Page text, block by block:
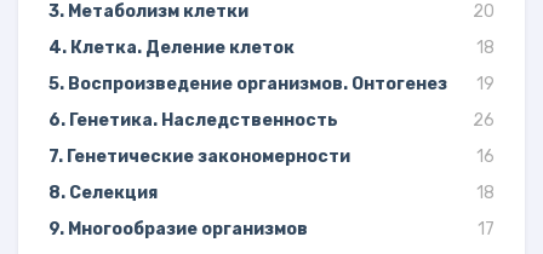
3. Метаболизм клетки
20
4. Клетка. Деление клеток
18
5. Воспроизведение организмов. Онтогенез
19
6. Генетика. Наследственность
26
7. Генетические закономерности
16
8. Селекция
18
9. Многообразие организмов
17